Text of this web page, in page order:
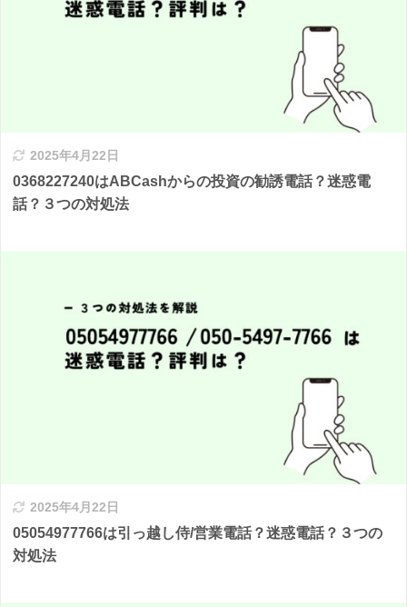
2025年4月22日
0368227240はABCashからの投資の勧誘電話？迷惑電
話？３つの対処法
2025年4月22日
05054977766は引っ越し侍/営業電話？迷惑電話？３つの
対処法